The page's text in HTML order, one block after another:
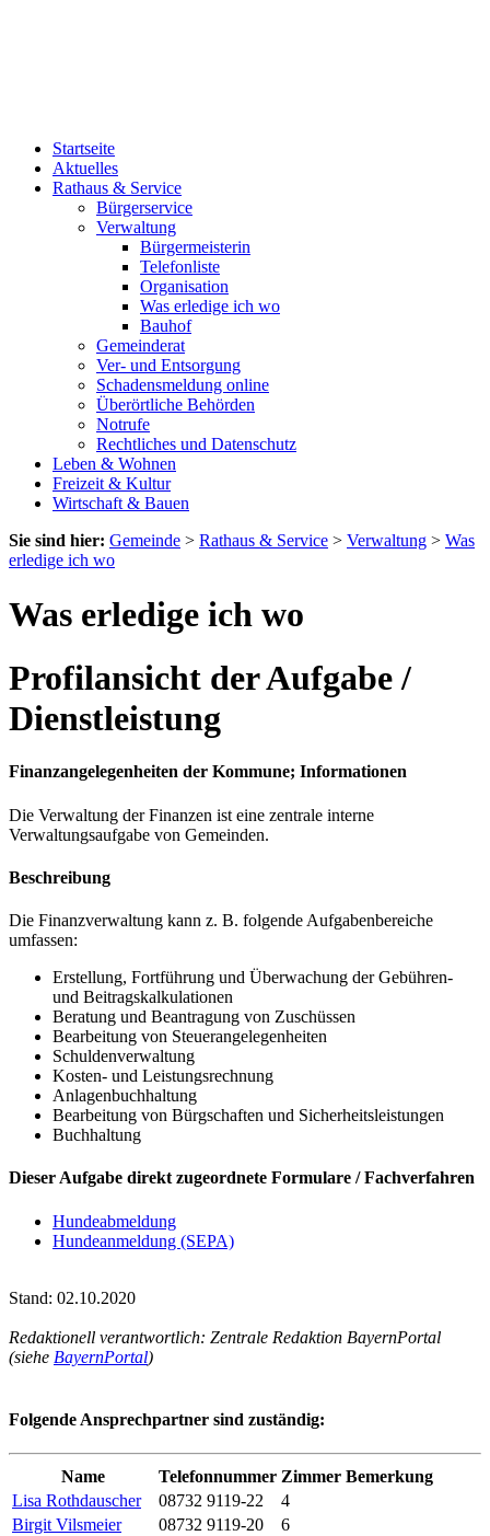
Startseite
Aktuelles
Rathaus & Service
Bürgerservice
Verwaltung
Bürgermeisterin
Telefonliste
Organisation
Was erledige ich wo
Bauhof
Gemeinderat
Ver- und Entsorgung
Schadensmeldung online
Überörtliche Behörden
Notrufe
Rechtliches und Datenschutz
Leben & Wohnen
Freizeit & Kultur
Wirtschaft & Bauen
Sie sind hier: Gemeinde > Rathaus & Service > Verwaltung > Was
erledige ich wo
Was erledige ich wo
Profilansicht der Aufgabe /
Dienstleistung
Finanzangelegenheiten der Kommune; Informationen
Die Verwaltung der Finanzen ist eine zentrale interne
Verwaltungsaufgabe von Gemeinden.
Beschreibung
Die Finanzverwaltung kann z. B. folgende Aufgabenbereiche
umfassen:
Erstellung, Fortführung und Überwachung der Gebühren-
und Beitragskalkulationen
Beratung und Beantragung von Zuschüssen
Bearbeitung von Steuerangelegenheiten
Schuldenverwaltung
Kosten- und Leistungsrechnung
Anlagenbuchhaltung
Bearbeitung von Bürgschaften und Sicherheitsleistungen
Buchhaltung
Dieser Aufgabe direkt zugeordnete Formulare / Fachverfahren
Hundeabmeldung
Hundeanmeldung (SEPA)
Stand: 02.10.2020
Redaktionell verantwortlich: Zentrale Redaktion BayernPortal
(siehe BayernPortal)
Folgende Ansprechpartner sind zuständig:
Name Telefonnummer Zimmer Bemerkung
Lisa Rothdauscher
08732 9119-22
4
Birgit Vilsmeier
08732 9119-20
6